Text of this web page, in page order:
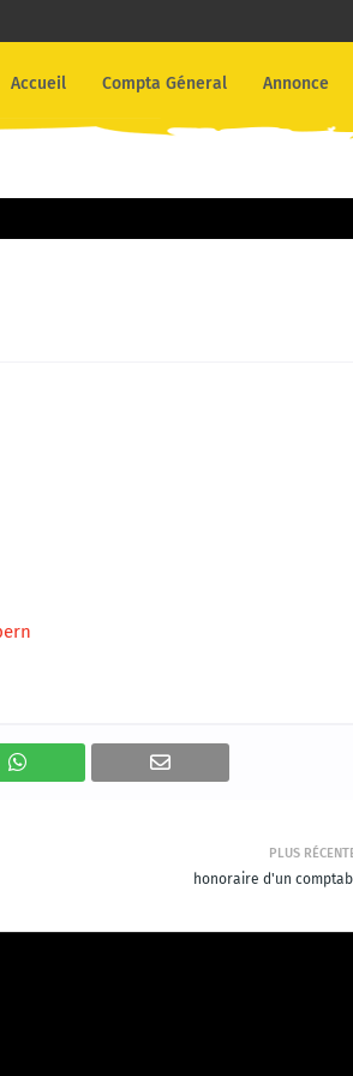
Accueil Compta Géneral Annonce
PLUS
honoraire d'un